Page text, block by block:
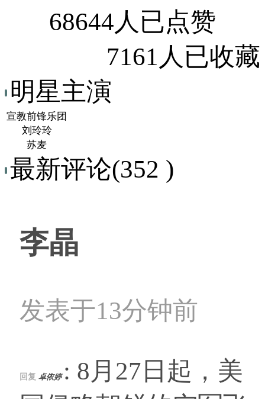
68644人已点赞
7161人已收藏
明星主演
宣教前锋乐团
刘玲玲
苏麦
最新评论(352 )
李晶
发表于13分钟前
回复 卓依婷 : 8月27日起，美